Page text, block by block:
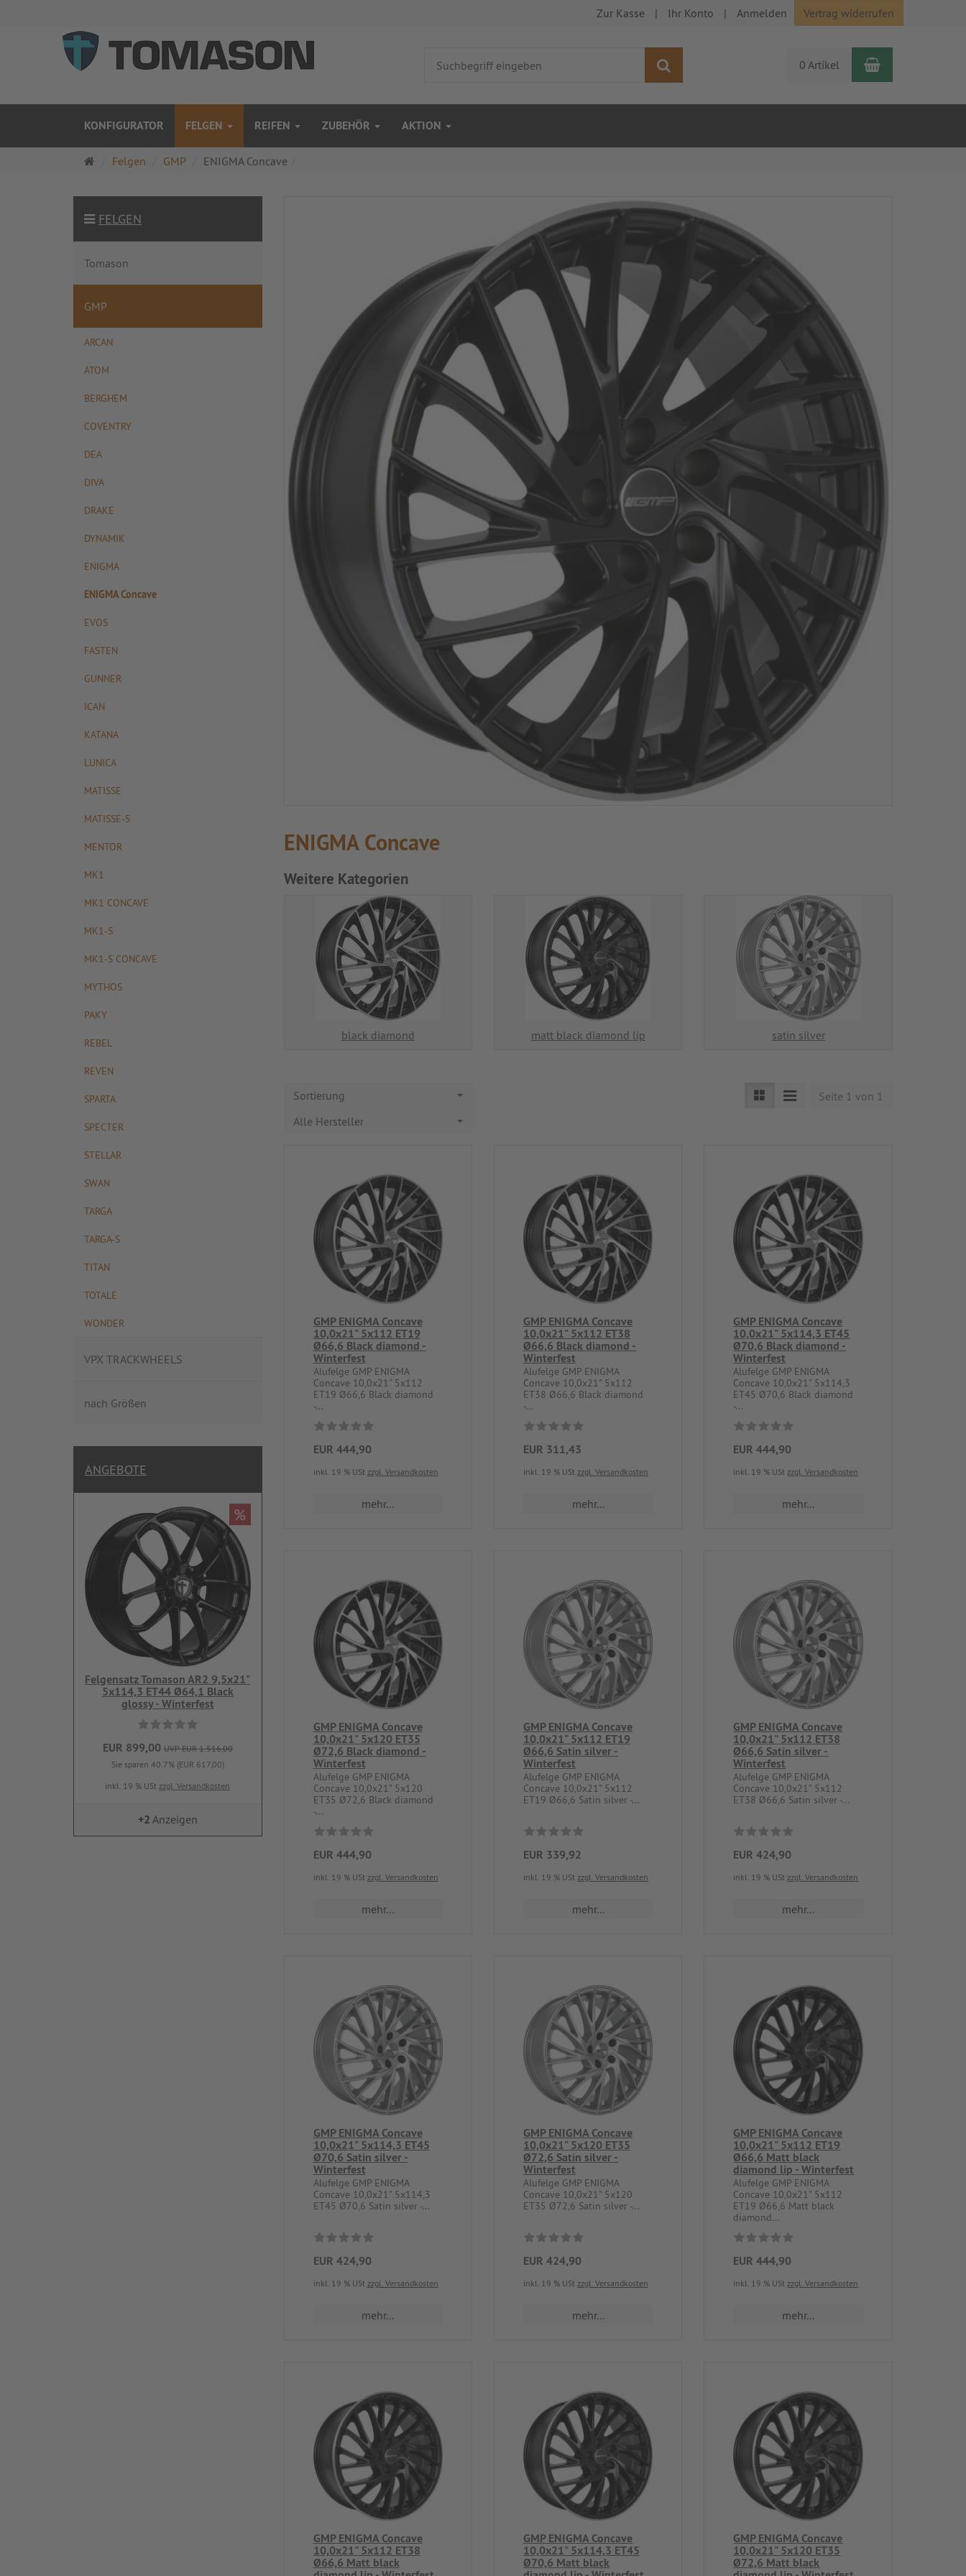
Vertrag widerrufen
Zur Kasse Ihr Konto Anmelden
0 Artikel Warenkorb
KONFIGURATOR FELGEN REIFEN ZUBEHÖR AKTION
Startseite
Felgen GMP ENIGMA Concave
ENIGMA Concave
Weitere Kategorien
black diamond matt black diamond lip satin silver
Sortierung
Alle Hersteller
Seite 1 von 1
GMP ENIGMA Concave
10,0x21" 5x112 ET19
Ø66,6 Black diamond -
Winterfest
Alufelge GMP ENIGMA
Concave 10,0x21" 5x112
ET19 Ø66,6 Black diamond
-...
EUR 444,90
inkl. 19 % USt zzgl. Versandkosten
mehr...
GMP ENIGMA Concave
10,0x21" 5x112 ET38
Ø66,6 Black diamond -
Winterfest
Alufelge GMP ENIGMA
Concave 10,0x21" 5x112
ET38 Ø66,6 Black diamond
-...
EUR 311,43
inkl. 19 % USt zzgl. Versandkosten
mehr...
GMP ENIGMA Concave
10,0x21" 5x114,3 ET45
Ø70,6 Black diamond -
Winterfest
Alufelge GMP ENIGMA
Concave 10,0x21" 5x114,3
ET45 Ø70,6 Black diamond
-...
EUR 444,90
inkl. 19 % USt zzgl. Versandkosten
mehr...
GMP ENIGMA Concave
10,0x21" 5x120 ET35
Ø72,6 Black diamond -
Winterfest
Alufelge GMP ENIGMA
Concave 10,0x21" 5x120
ET35 Ø72,6 Black diamond
-...
EUR 444,90
inkl. 19 % USt zzgl. Versandkosten
mehr...
GMP ENIGMA Concave
10,0x21" 5x112 ET19
Ø66,6 Satin silver -
Winterfest
Alufelge GMP ENIGMA
Concave 10,0x21" 5x112
ET19 Ø66,6 Satin silver -...
EUR 339,92
inkl. 19 % USt zzgl. Versandkosten
mehr...
GMP ENIGMA Concave
10,0x21" 5x112 ET38
Ø66,6 Satin silver -
Winterfest
Alufelge GMP ENIGMA
Concave 10,0x21" 5x112
ET38 Ø66,6 Satin silver -...
EUR 424,90
inkl. 19 % UStzzgl. Versandkosten
mehr...
GMP ENIGMA Concave
10,0x21" 5x114,3 ET45
Ø70,6 Satin silver -
Winterfest
Alufelge GMP ENIGMA
Concave 10,0x21" 5x114,3
ET45 Ø70,6 Satin silver -...
EUR 424,90
inkl. 19 % USt zzgl. Versandkosten
mehr...
GMP ENIGMA Concave
10,0x21" 5x120 ET35
Ø72,6 Satin silver -
Winterfest
Alufelge GMP ENIGMA
Concave 10,0x21" 5x120
ET35 Ø72,6 Satin silver -...
EUR 424,90
inkl. 19 % USt zzgl. Versandkosten
mehr...
GMP ENIGMA Concave
10,0x21" 5x112 ET19
Ø66,6 Matt black
diamond lip - Winterfest
Alufelge GMP ENIGMA
Concave 10,0x21" 5x112
ET19 Ø66,6 Matt black
diamond...
EUR 444,90
inkl. 19 % USt zzgl. Versandkosten
mehr...
GMP ENIGMA Concave
10,0x21" 5x112 ET38
Ø66,6 Matt black
GMP ENIGMA Concave
10,0x21" 5x114,3 ET45
Ø70,6 Matt black
GMP ENIGMA Concave
10,0x21" 5x120 ET35
Ø72,6 Matt black
FELGEN
Tomason
GMP
ARCAN
ATOM
BERGHEM
COVENTRY
DEA
DIVA
DRAKE
DYNAMIK
ENIGMA
ENIGMA Concave
EVOS
FASTEN
GUNNER
ICAN
KATANA
LUNICA
MATISSE
MATISSE-S
MENTOR
MK1
MK1 CONCAVE
MK1-S
MK1-S CONCAVE
MYTHOS
PAKY
REBEL
REVEN
SPARTA
SPECTER
STELLAR
SWAN
TARGA
TARGA-S
TITAN
TOTALE
WONDER
VPX TRACKWHEELS
nach Größen
ANGEBOTE
Felgensatz Tomason AR2 9,5x21"
5x114,3 ET44 Ø64,1 Black
glossy - Winterfest
EUR 899,00 UVP EUR 1.516,00
Sie sparen 40.7% (EUR 617,00)
inkl. 19 % USt zzgl. Versandkosten
%
+2 Anzeigen